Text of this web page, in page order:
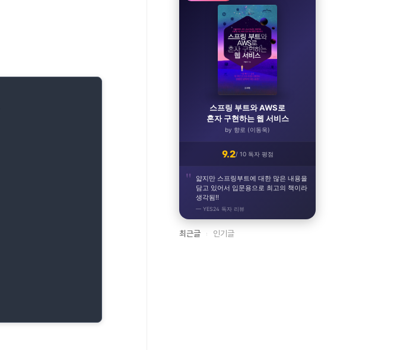
스프링 부트와 AWS로
혼자 구현하는 웹 서비스
by 향로 (이동욱)
9.2/ 10 독자 평점
얇지만 스프링부트에 대한 많은 내용을
담고 있어서 입문용으로 최고의 책이라
생각됨!!
— YES24 독자 리뷰
최근글 인기글